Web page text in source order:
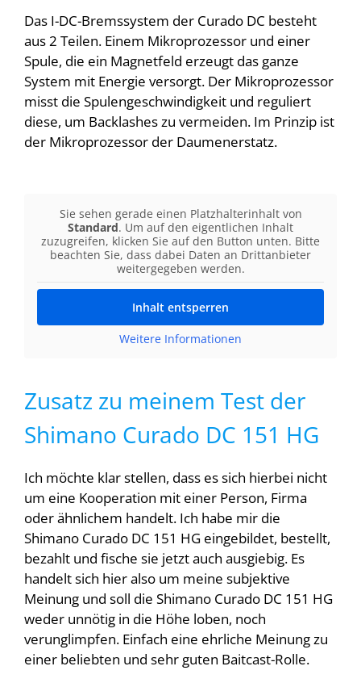
Das I-DC-Bremssystem der Curado DC besteht
aus 2 Teilen. Einem Mikroprozessor und einer
Spule, die ein Magnetfeld erzeugt das ganze
System mit Energie versorgt. Der Mikroprozessor
misst die Spulengeschwindigkeit und reguliert
diese, um Backlashes zu vermeiden. Im Prinzip ist
der Mikroprozessor der Daumenerstatz.
Sie sehen gerade einen Platzhalterinhalt von
Standard. Um auf den eigentlichen Inhalt
zuzugreifen, klicken Sie auf den Button unten. Bitte
beachten Sie, dass dabei Daten an Drittanbieter
weitergegeben werden.
Inhalt entsperren
Weitere Informationen
Zusatz zu meinem Test der
Shimano Curado DC 151 HG
Ich möchte klar stellen, dass es sich hierbei nicht
um eine Kooperation mit einer Person, Firma
oder ähnlichem handelt. Ich habe mir die
Shimano Curado DC 151 HG eingebildet, bestellt,
bezahlt und fische sie jetzt auch ausgiebig. Es
handelt sich hier also um meine subjektive
Meinung und soll die Shimano Curado DC 151 HG
weder unnötig in die Höhe loben, noch
verunglimpfen. Einfach eine ehrliche Meinung zu
einer beliebten und sehr guten Baitcast-Rolle.